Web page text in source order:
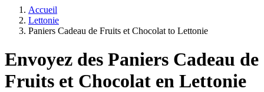
Accueil
Lettonie
Paniers Cadeau de Fruits et Chocolat to Lettonie
Envoyez des Paniers Cadeau de
Fruits et Chocolat en Lettonie